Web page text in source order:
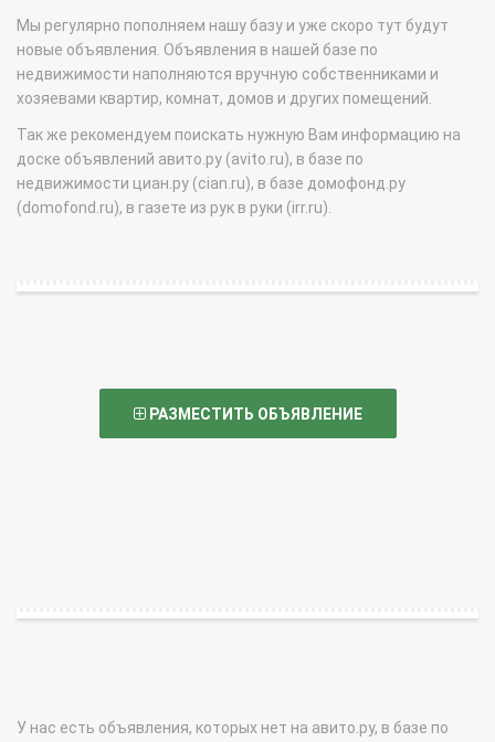
Мы регулярно пополняем нашу базу и уже скоро тут будут
новые объявления. Объявления в нашей базе по
недвижимости наполняются вручную собственниками и
хозяевами квартир, комнат, домов и других помещений.
Так же рекомендуем поискать нужную Вам информацию на
доске объявлений авито.ру (avito.ru), в базе по
недвижимости циан.ру (cian.ru), в базе домофонд.ру
(domofond.ru), в газете из рук в руки (irr.ru).
РАЗМЕСТИТЬ ОБЪЯВЛЕНИЕ
У нас есть объявления, которых нет на авито.ру, в базе по